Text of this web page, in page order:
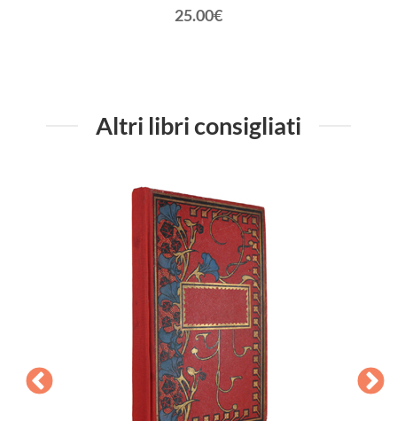
25.00€
Altri libri consigliati